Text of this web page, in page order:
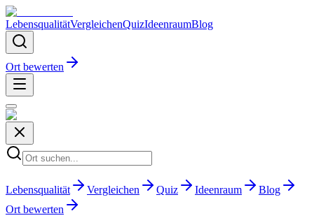
LebensqualitätVergleichenQuizIdeenraumBlog
Ort bewerten
Lebensqualität Vergleichen Quiz Ideenraum
Blog
Ort bewerten